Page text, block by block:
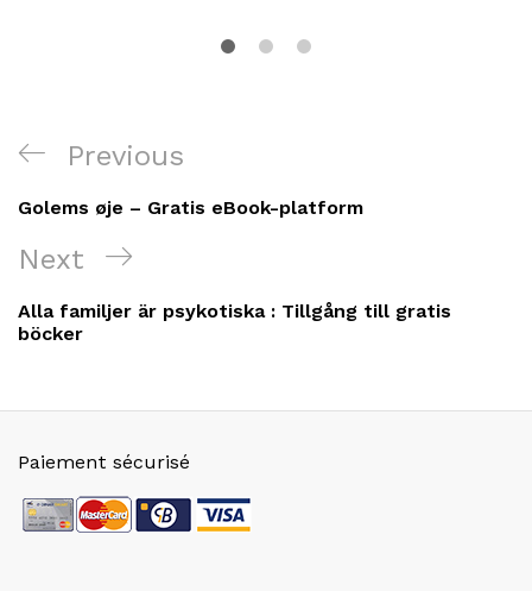
Navigation
de
l’article
Previous
Post
Previous
Golems øje – Gratis eBook-platform
Next
Post
Next
Alla familjer är psykotiska : Tillgång till gratis
böcker
Paiement sécurisé